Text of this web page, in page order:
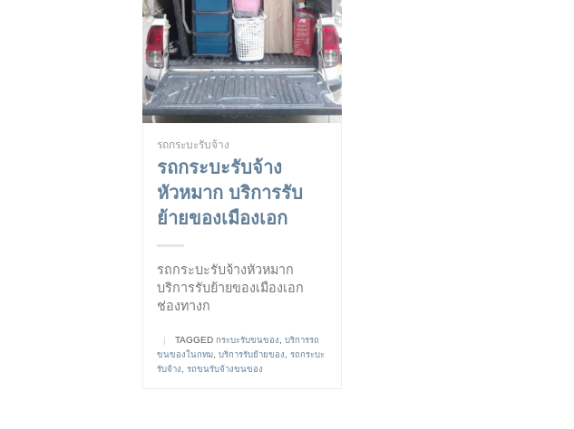
รถกระบะรับจ้าง
รถกระบะรับจ้าง
หัวหมาก บริการรับ
ย้ายของเมืองเอก
รถกระบะรับจ้างหัวหมาก
บริการรับย้ายของเมืองเอก
ช่องทางก
TAGGED กระบะรับขนของ, บริการรถ
ขนของในกทม, บริการรับย้ายของ, รถกระบะ
รับจ้าง, รถขนรับจ้างขนของ